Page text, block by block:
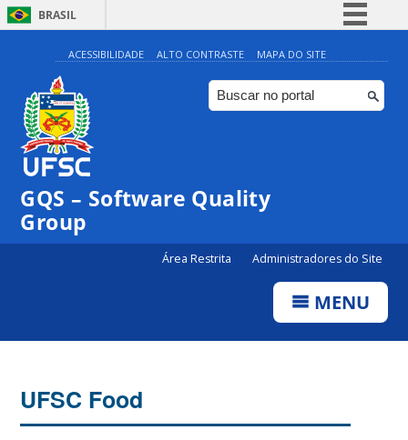
BRASIL
Simplifique!
Comunica BR
Participe
Canais
ACESSIBILIDADE ALTO CONTRASTE MAPA DO SITE
GQS – Software Quality
Group
Área Restrita Administradores do Site
MENU
UFSC Food